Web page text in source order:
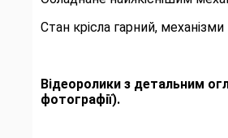
Стан крісла гарний,
Відеоролики з детальним
фотографії).